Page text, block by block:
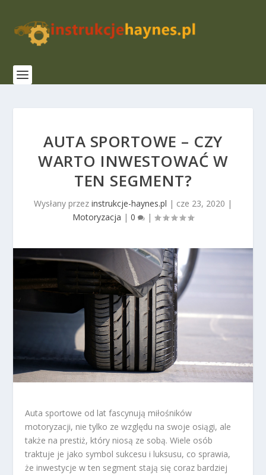
AUTA SPORTOWE – CZY
WARTO INWESTOWAĆ W
TEN SEGMENT?
Wysłany przez instrukcje-haynes.pl | cze 23, 2020 |
Motoryzacja | 0 |
Auta sportowe od lat fascynują miłośników
motoryzacji, nie tylko ze względu na swoje osiągi, ale
także na prestiż, który niosą ze sobą. Wiele osób
traktuje je jako symbol sukcesu i luksusu, co sprawia,
że inwestycje w ten segment stają się coraz bardziej